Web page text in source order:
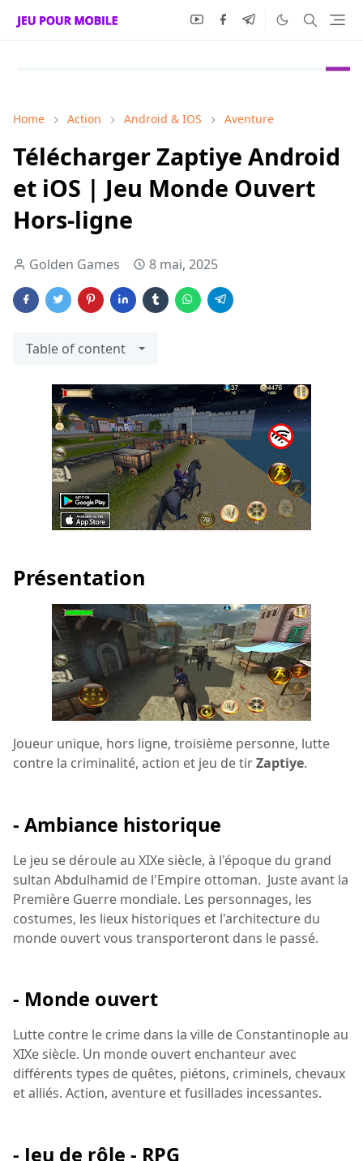
Home Action Android & IOS Aventure
Télécharger Zaptiye Android
et iOS | Jeu Monde Ouvert
Hors-ligne
Golden Games 8 mai, 2025
Table of content
Présentation
Joueur unique, hors ligne, troisième personne, lutte
contre la criminalité, action et jeu de tirZaptiye.
- Ambiance historique
Le jeu se déroule au XIXe siècle, à l'époque du grand
sultan Abdulhamid de l'Empire ottoman. Juste avant la
Première Guerre mondiale. Les personnages, les
costumes, les lieux historiques et l'architecture du
monde ouvert vous transporteront dans le passé.
- Monde ouvert
Lutte contre le crime dans la ville de Constantinople au
XIXe siècle. Un monde ouvert enchanteur avec
différents types de quêtes, piétons, criminels, chevaux
et alliés. Action, aventure et fusillades incessantes.
- Jeu de rôle - RPG